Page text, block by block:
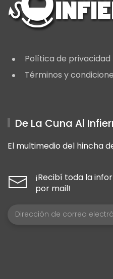
Política de privacidad
Términos y
De La Cuna Al
El multimedio del hincha
¡Recibí toda la
por mail!